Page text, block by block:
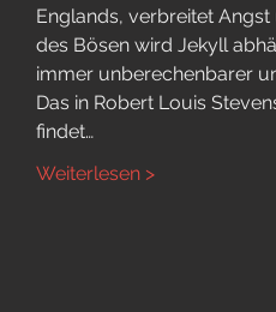
Englands, verbreitet
des Bösen wird Jekyll
immer unberechenbarer
Das in Robert Louis
findet…
Weiterlesen >